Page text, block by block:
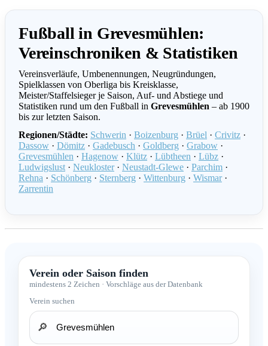
Fußball in Grevesmühlen:
Vereinschroniken & Statistiken
Vereinsverläufe, Umbenennungen, Neugründungen,
Spielklassen von Oberliga bis Kreisklasse,
Meister/Staffelsieger je Saison, Auf- und Abstiege und
Statistiken rund um den Fußball in Grevesmühlen – ab 1900
bis zur letzten Saison.
Regionen/Städte: Schwerin · Boizenburg · Brüel · Crivitz ·
Dassow · Dömitz · Gadebusch · Goldberg · Grabow ·
Grevesmühlen · Hagenow · Klütz · Lübtheen · Lübz ·
Ludwigslust · Neukloster· Neustadt-Glewe · Parchim ·
Rehna · Schönberg · Sternberg · Wittenburg · Wismar·
Zarrentin
Verein oder Saison finden
mindestens 2 Zeichen · Vorschläge aus der Datenbank
Verein suchen
🔎